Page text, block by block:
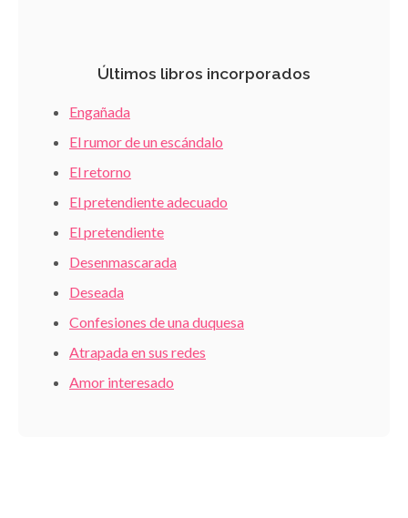
Últimos libros incorporados
Engañada
El rumor de un escándalo
El retorno
El pretendiente adecuado
El pretendiente
Desenmascarada
Deseada
Confesiones de una duquesa
Atrapada en sus redes
Amor interesado